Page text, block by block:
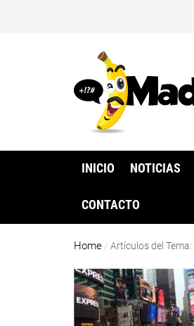
INICIO NOTICIAS
CONTACTO
Home /Artículos del Tema: